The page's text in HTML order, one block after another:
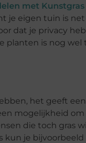
met
je eigen tuin is
dat je privacy
is nog wel
het geeft
mogelijkheid
die toch gras
je